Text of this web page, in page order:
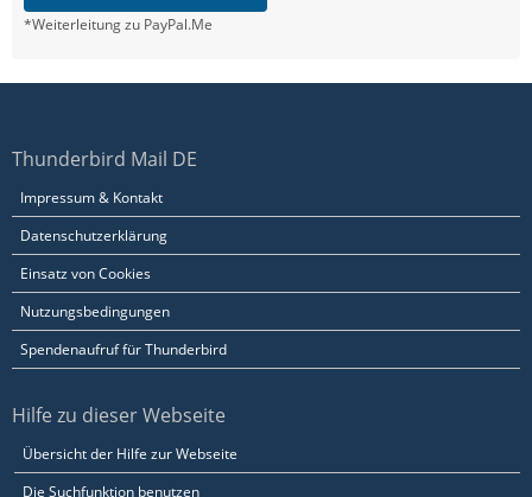
*Weiterleitung zu PayPal.Me
Thunderbird Mail DE
Impressum & Kontakt
Datenschutzerklärung
Einsatz von Cookies
Nutzungsbedingungen
Spendenaufruf für Thunderbird
Hilfe zu dieser Webseite
Übersicht der Hilfe zur Webseite
Die Suchfunktion benutzen